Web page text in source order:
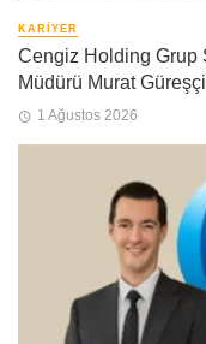
KARIYER
Cengiz Holding Grup
Müdürü Murat
1 Ağustos 2026